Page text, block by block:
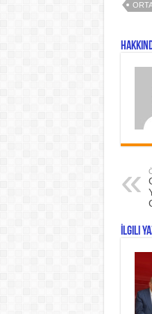
İlgili